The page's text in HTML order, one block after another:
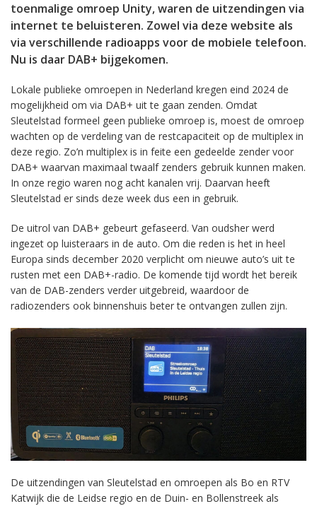
toenmalige omroep Unity, waren de uitzendingen via
internet te beluisteren. Zowel via deze website als
via verschillende radioapps voor de mobiele telefoon.
Nu is daar DAB+ bijgekomen.
Lokale publieke omroepen in Nederland kregen eind 2024 de
mogelijkheid om via DAB+ uit te gaan zenden. Omdat
Sleutelstad formeel geen publieke omroep is, moest de omroep
wachten op de verdeling van de restcapaciteit op de multiplex in
deze regio. Zo’n multiplex is in feite een gedeelde zender voor
DAB+ waarvan maximaal twaalf zenders gebruik kunnen maken.
In onze regio waren nog acht kanalen vrij. Daarvan heeft
Sleutelstad er sinds deze week dus een in gebruik.
De uitrol van DAB+ gebeurt gefaseerd. Van oudsher werd
ingezet op luisteraars in de auto. Om die reden is het in heel
Europa sinds december 2020 verplicht om nieuwe auto’s uit te
rusten met een DAB+-radio. De komende tijd wordt het bereik
van de DAB-zenders verder uitgebreid, waardoor de
radiozenders ook binnenshuis beter te ontvangen zullen zijn.
De uitzendingen van Sleutelstad en omroepen als Bo en RTV
Katwijk die de Leidse regio en de Duin- en Bollenstreek als